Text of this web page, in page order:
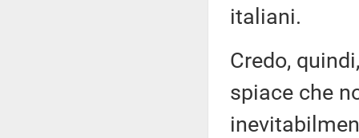
italiani.
Credo,
spiace che